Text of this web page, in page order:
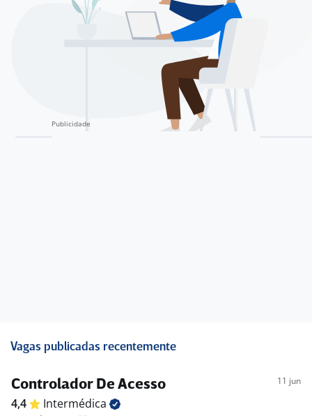
Vagas publicadas recentemente
Controlador De Acesso 11 jun
4,4
Intermédica